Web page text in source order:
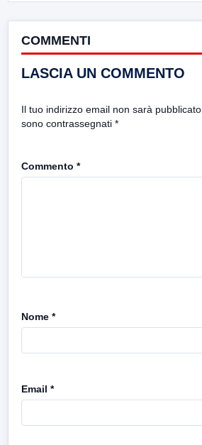
COMMENTI
LASCIA UN COMMENTO
Il tuo indirizzo email non sarà pubblicato.
sono contrassegnati *
Commento *
Nome *
Email *